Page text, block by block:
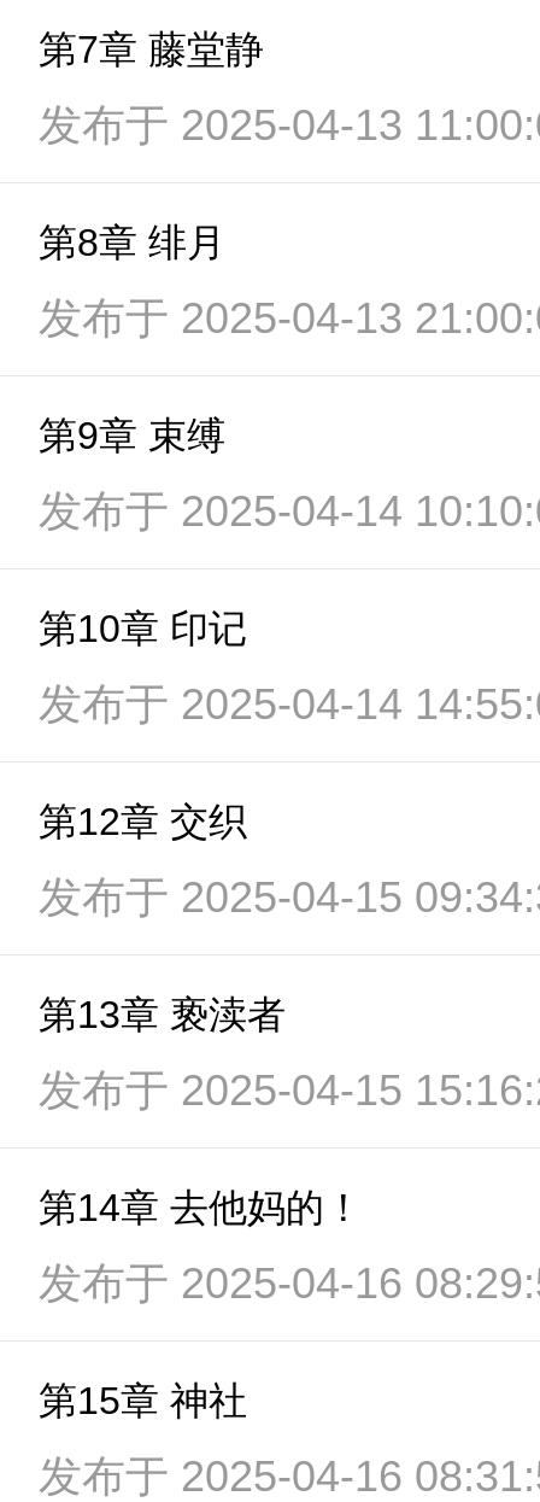
第7章 藤堂静
发布于 2025-04-13
第8章 绯月
发布于 2025-04-13
第9章 束缚
发布于 2025-04-14
第10章 印记
发布于 2025-04-14
第12章 交织
发布于 2025-04-15
第13章 亵渎者
发布于 2025-04-15
第14章 去他妈的！
发布于 2025-04-16
第15章 神社
发布于 2025-04-16